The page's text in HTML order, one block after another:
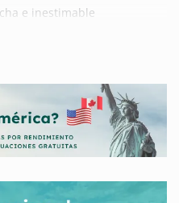
e inestimable
y presentación de temas,
de progreso y Memorias
(FDM) está comprometida
en la mejora del bienestar
por ello ha colaborado con
un valor de 3.650.000
relacionados con la